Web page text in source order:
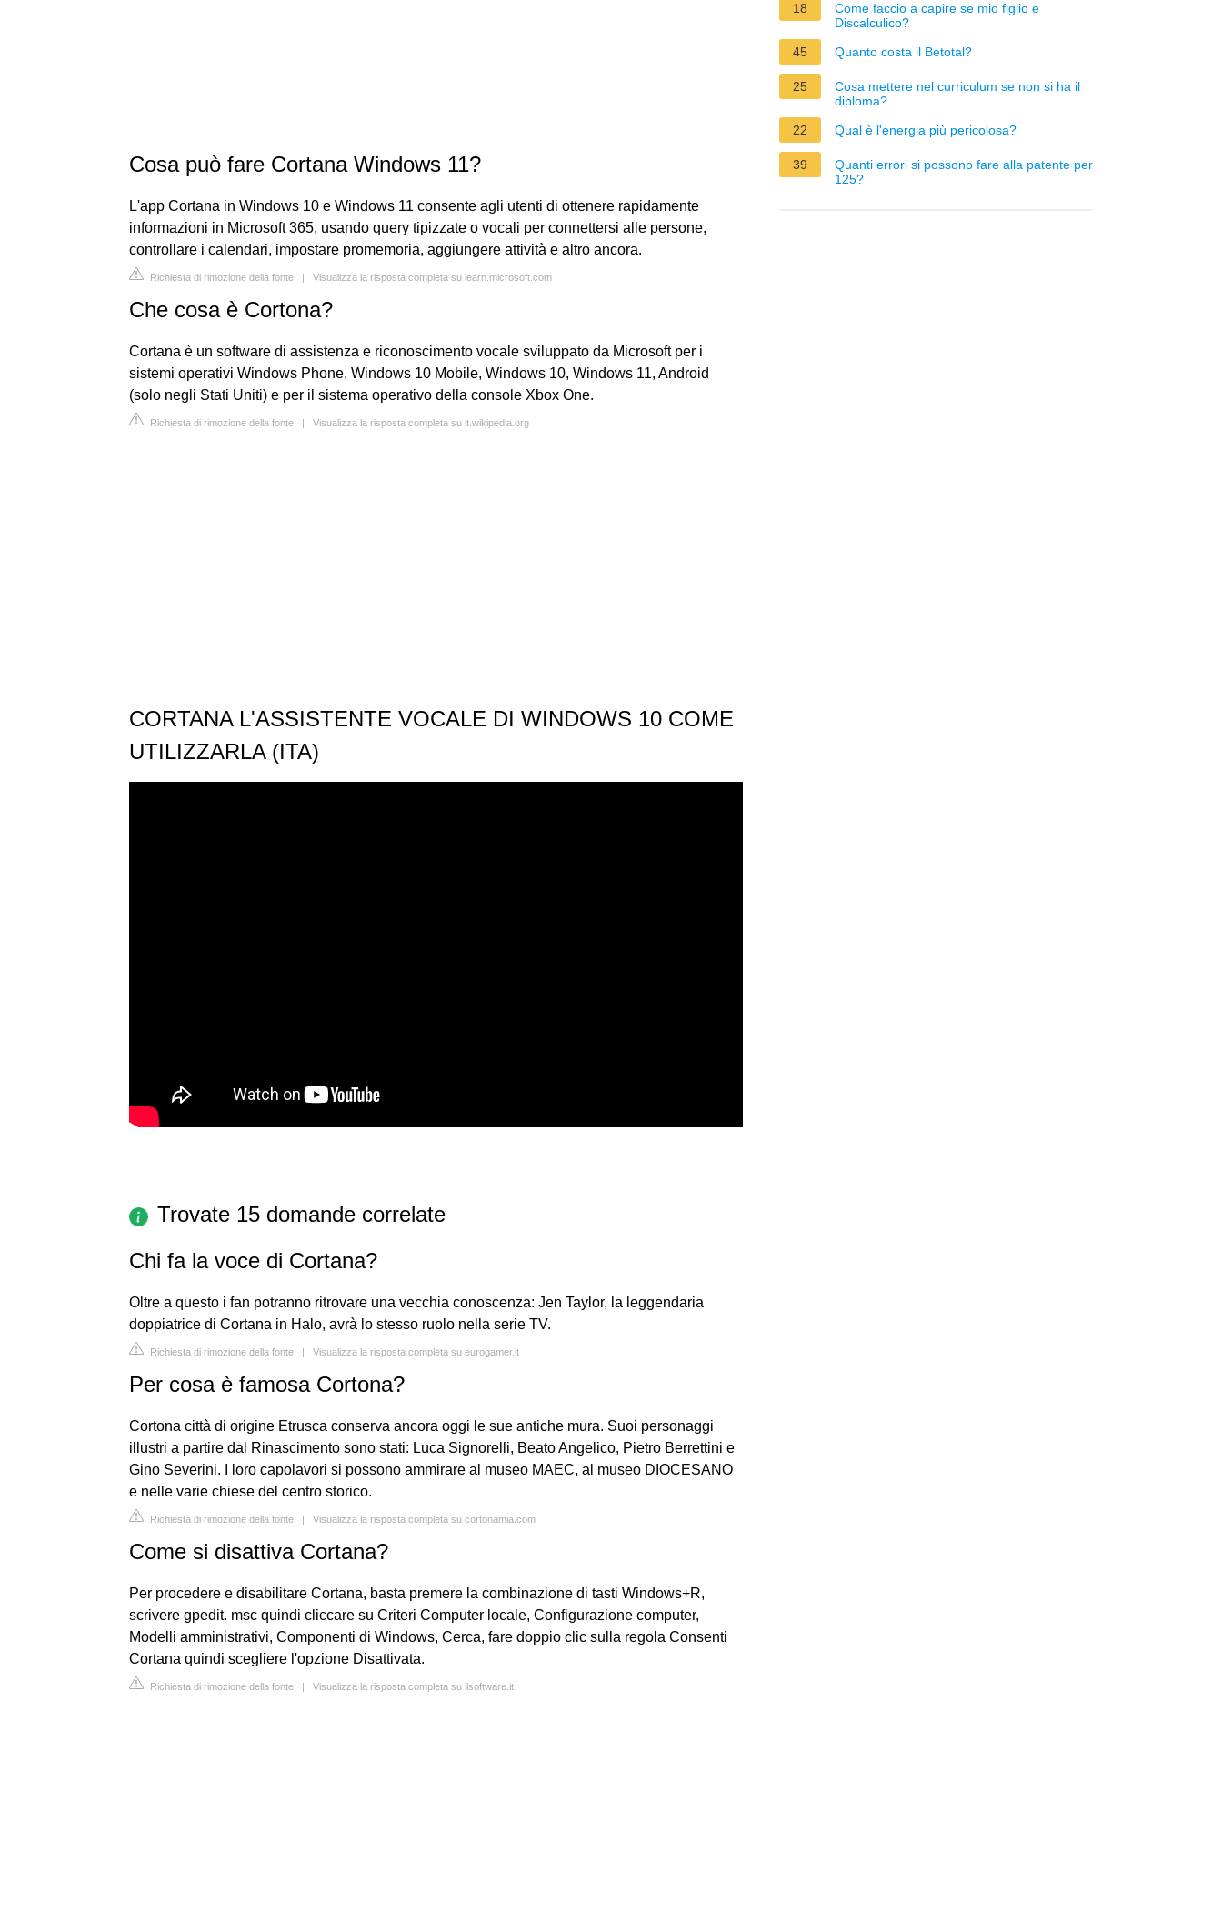
Cosa può fare Cortana Windows 11?
L'app Cortana in Windows 10 e Windows 11 consente agli utenti di ottenere rapidamente
informazioni in Microsoft 365, usando query tipizzate o vocali per connettersi alle persone,
controllare i calendari, impostare promemoria, aggiungere attività e altro ancora.
Richiesta di rimozione della fonte | Visualizza la risposta completa su learn.microsoft.com
Che cosa è Cortona?
Cortana è un software di assistenza e riconoscimento vocale sviluppato da Microsoft per i
sistemi operativi Windows Phone, Windows 10 Mobile, Windows 10, Windows 11, Android
(solo negli Stati Uniti) e per il sistema operativo della console Xbox One.
Richiesta di rimozione della fonte | Visualizza la risposta completa su it.wikipedia.org
CORTANA L'ASSISTENTE VOCALE DI WINDOWS 10 COME
UTILIZZARLA (ITA)
Trovate 15 domande correlate
Chi fa la voce di Cortana?
Oltre a questo i fan potranno ritrovare una vecchia conoscenza: Jen Taylor, la leggendaria
doppiatrice di Cortana in Halo, avrà lo stesso ruolo nella serie TV.
Richiesta di rimozione della fonte | Visualizza la risposta completa su eurogamer.it
Per cosa è famosa Cortona?
Cortona città di origine Etrusca conserva ancora oggi le sue antiche mura. Suoi personaggi
illustri a partire dal Rinascimento sono stati: Luca Signorelli, Beato Angelico, Pietro Berrettini e
Gino Severini. I loro capolavori si possono ammirare al museo MAEC, al museo DIOCESANO
e nelle varie chiese del centro storico.
Richiesta di rimozione della fonte | Visualizza la risposta completa su cortonamia.com
Come si disattiva Cortana?
Per procedere e disabilitare Cortana, basta premere la combinazione di tasti Windows+R,
scrivere gpedit. msc quindi cliccare su Criteri Computer locale, Configurazione computer,
Modelli amministrativi, Componenti di Windows, Cerca, fare doppio clic sulla regola Consenti
Cortana quindi scegliere l'opzione Disattivata.
Richiesta di rimozione della fonte | Visualizza la risposta completa su ilsoftware.it
18
Come faccio a capire se mio figlio e
Discalculico?
45
Quanto costa il Betotal?
25
Cosa mettere nel curriculum se non si ha il
diploma?
22
Qual è l'energia più pericolosa?
39
Quanti errori si possono fare alla patente per
125?